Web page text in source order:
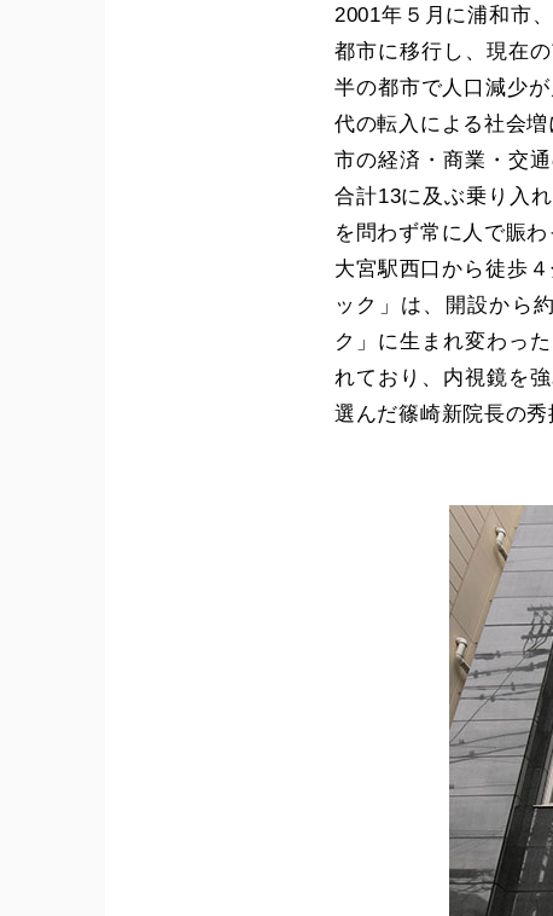
2001年５月に浦和市
都市に移行し、現在
半の都市で人口減少
代の転入による社会増
市の経済・商業・交
合計13に及ぶ乗り入
を問わず常に人で賑わ
大宮駅西口から徒歩
ック」は、開設から
ク」に生まれ変わっ
れており、内視鏡を
選んだ篠崎新院長の秀